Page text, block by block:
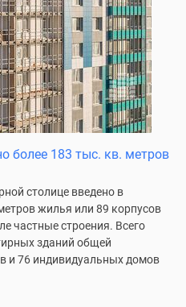
более 183 тыс. кв. метров
столице введено в
жилья или 89 корпусов
частные строения. Всего
зданий общей
и 76 индивидуальных домов